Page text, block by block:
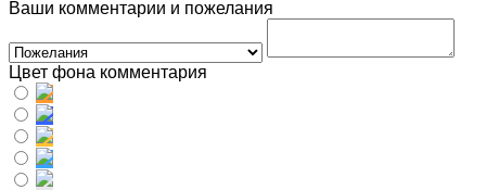
Ваши комментарии и пожелания
Цвет фона комментария